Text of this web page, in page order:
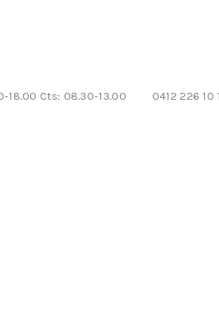
18.00 Cts: 08.30-13.00 0412 226 10